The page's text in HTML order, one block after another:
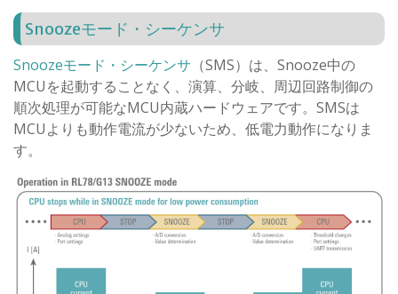
Snoozeモード・シーケンサ
Snoozeモード・シーケンサ （SMS）は、Snooze中の
MCUを起動することなく、演算、分岐、周辺回路制御の
順次処理が可能なMCU内蔵ハードウェアです。SMSは
MCUよりも動作電流が少ないため、低電力動作になりま
す。